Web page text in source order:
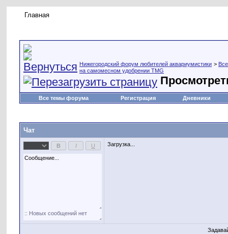
Главная
Нижегородский форум любителей аквариумистики >
на самомесном удобрении TMG
Все темы форума Регистрация Дневники
Чат
Загрузка...